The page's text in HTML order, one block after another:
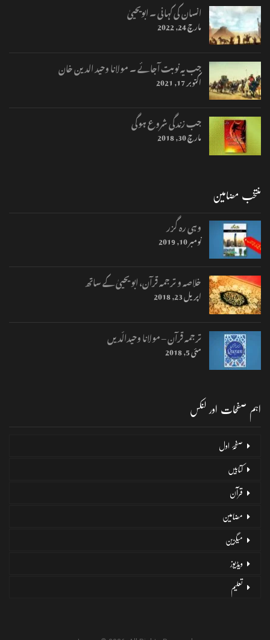
انسان کی کہانی ۔ ابویحییٰ
مارچ 24, 2022
جب یہ نوبت آجائے ۔ مولانا وحید الدین خان
اکتوبر 17, 2021
جب زندگی شروع ہوگی
مارچ 30, 2018
منتخب مضامین
وہی رہ گزر
نومبر 10, 2019
خلاصہ و ترجمہ قرآن، ابو یحییٰ کے ساتھ
اپریل 23, 2018
ترجمہ قرآن – مولانا وحیدالّدیں
مئی 5, 2018
اہم صفحات اور لنکس
صفحۂ اول
کتابیں
قرآن
مضامین
میگزین
ویڈیوز
تعلیم